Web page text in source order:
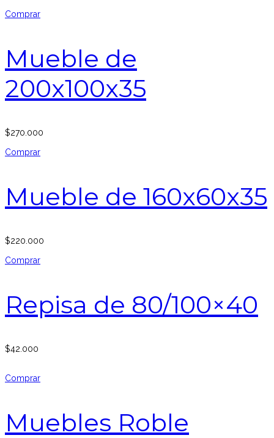
Comprar
Mueble de
200x100x35
$270.000
Comprar
Mueble de 160x60x35
$220.000
Comprar
Repisa de 80/100×40
$42.000
Comprar
Muebles Roble